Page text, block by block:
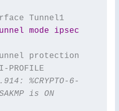
Tunnel1
mode ipsec
protection
%CRYPTO-6-
is ON